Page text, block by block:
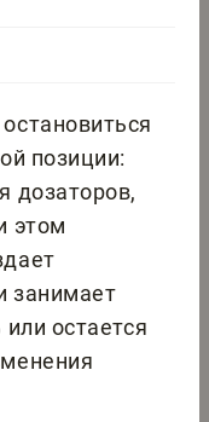
позиции:
дозаторов,
этом
занимает
остается